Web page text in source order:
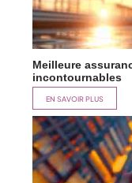
Meilleure
incontournables
EN SAVOIR PLUS